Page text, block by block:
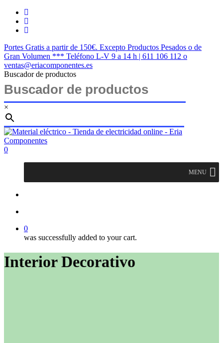
Saltar
contenido
twitter
facebook
instagram
Portes Gratis a partir de 150€. Excepto Productos Pesados o de
Gran Volumen *** Teléfono L-V 9 a 14 h | 611 106 112 o
ventas@eriacomponentes.es
Buscador de productos
×
Cerrar
búsqueda
buscar
account
0
MENU
0
was successfully added to your cart.
Interior Decorativo